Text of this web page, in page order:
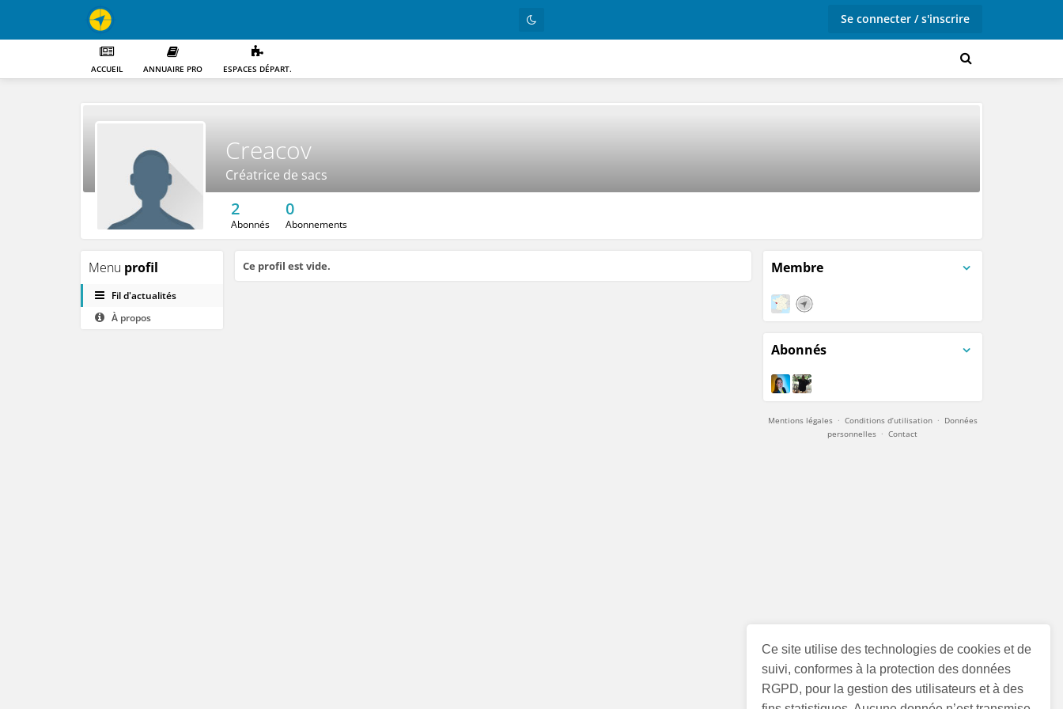
Ce site utilise des technologies de cookies et de
suivi, conformes à la protection des données
RGPD, pour la gestion des utilisateurs et à des
Se connecter / s'inscrire
ACCUEIL ANNUAIRE PRO ESPACES DÉPART.
Creacov
Créatrice de sacs
2
Abonnés
0
Abonnements
Menu profil
Fil d'actualités
À propos
Ce profil est vide. Membre
Abonnés
Mentions légales· Conditions d’utilisation· Données
personnelles ·Contact